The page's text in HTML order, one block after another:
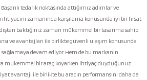
tedarik noktasında attığımız adımlar ve
ihtiyacını zamanında karşılama konusunda iyi bir fırsat
baktığınız zaman mükemmel bir tasarıma sahip
ve avantajları ile birlikte güvenli ulaşım konusunda
devam ediyor. Hem de bu markanın
mükemmel bir araç koyarken ihtiyaç duyduğunuz
avantajı ile birlikte bu aracın performansını daha da